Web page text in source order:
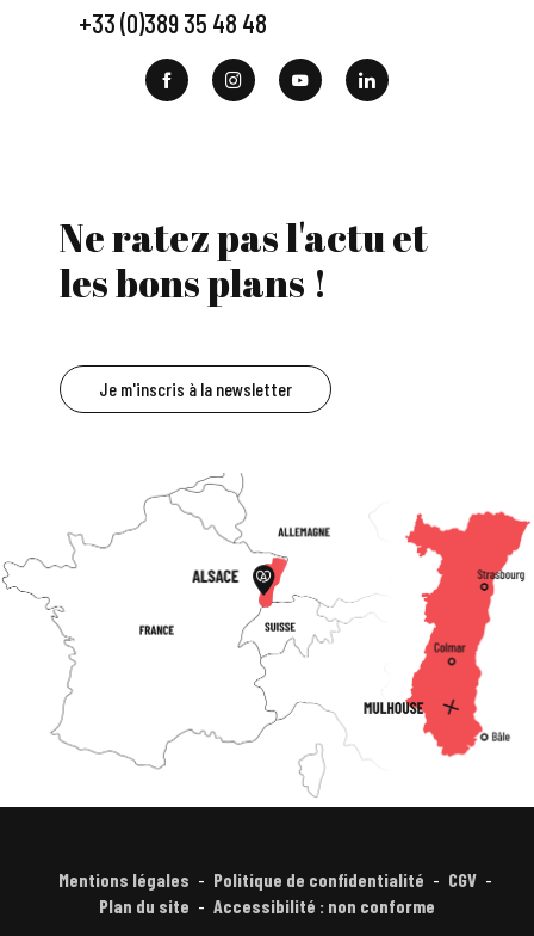
+33 (0)389 35 48 48
Ne ratez pas l'actu et
les bons plans !
Je m'inscris à la newsletter
Mentions légales Politique de confidentialité
CGV
Plan du site
Accessibilité : non conforme